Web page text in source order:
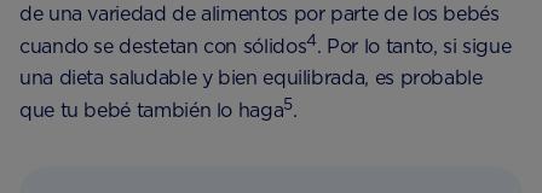
de una variedad de alimentos por parte de los bebés
cuando se destetan con sólidos4. Por lo tanto, si sigue
una dieta saludable y bien equilibrada, es probable
que tu bebé también lo haga5.